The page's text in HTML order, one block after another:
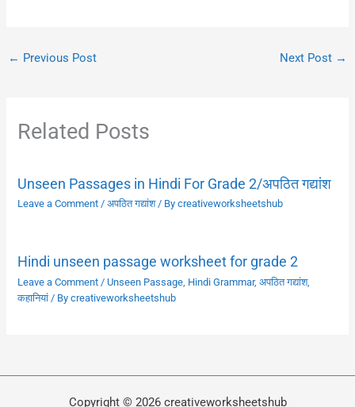
← Previous Post Next Post →
Related Posts
Unseen Passages in Hindi For Grade 2/अपठित गद्यांश
Leave a Comment /अपठित गद्यांश/ Bycreativeworksheetshub
Hindi unseen passage worksheet for grade 2
Leave a Comment /Unseen Passage Hindi Grammar,अपठित गद्यांश,
कहानियां / Bycreativeworksheetshub
Copyright © 2026 creativeworksheetshub